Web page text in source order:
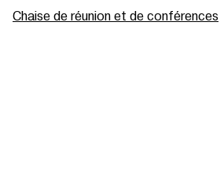
Chaise de réunion et de conférences